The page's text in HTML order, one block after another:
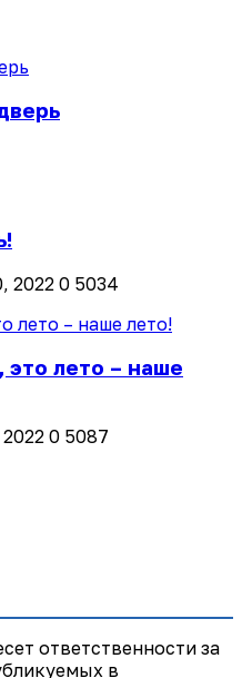
2022 0 5034
это лето – наше
0 5087
ответственности за
в